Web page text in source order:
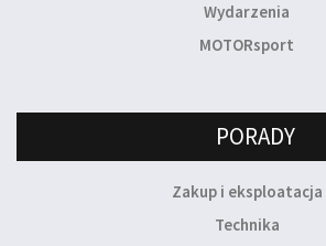
Wydarzenia
MOTORsport
PORADY
Zakup i eksploatacja
Technika